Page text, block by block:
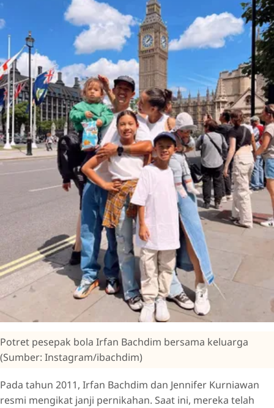
Potret pesepak bola Irfan Bachdim bersama keluarga
(Sumber: Instagram/ibachdim)
Pada tahun 2011, Irfan Bachdim dan Jennifer Kurniawan
resmi mengikat janji pernikahan. Saat ini, mereka telah